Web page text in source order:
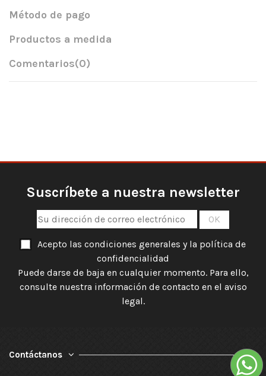
Método de pago
Productos a medida
Comentarios(0)
Suscríbete a nuestra newsletter
Acepto las condiciones generales y la política de
confidencialidad
Puede darse de baja en cualquier momento. Para ello,
consulte nuestra información de contacto en el aviso
legal.
Contáctanos